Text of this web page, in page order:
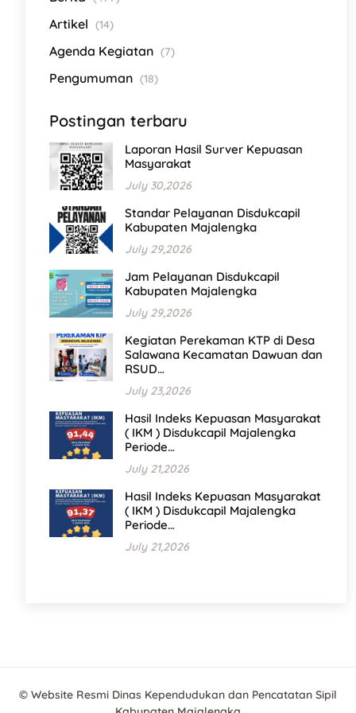
Artikel (14)
Agenda Kegiatan (7)
Pengumuman (18)
Postingan terbaru
Laporan Hasil Surver Kepuasan
Masyarakat
July 30,2026
Standar Pelayanan Disdukcapil
Kabupaten Majalengka
July 29,2026
Jam Pelayanan Disdukcapil
Kabupaten Majalengka
July 29,2026
Kegiatan Perekaman KTP di Desa
Salawana Kecamatan Dawuan dan
RSUD…
July 23,2026
Hasil Indeks Kepuasan Masyarakat
( IKM ) Disdukcapil Majalengka
Periode…
July 21,2026
Hasil Indeks Kepuasan Masyarakat
( IKM ) Disdukcapil Majalengka
Periode…
July 21,2026
© Website Resmi Dinas Kependudukan dan Pencatatan Sipil